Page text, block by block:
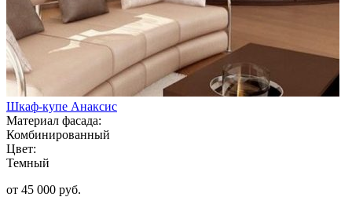
Шкаф-купе Анаксис
Материал фасада:
Комбинированный
Цвет:
Темный
от 45 000 руб.